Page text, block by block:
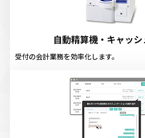
自動精算機・キャッ
受付の会計業務を効率化します。